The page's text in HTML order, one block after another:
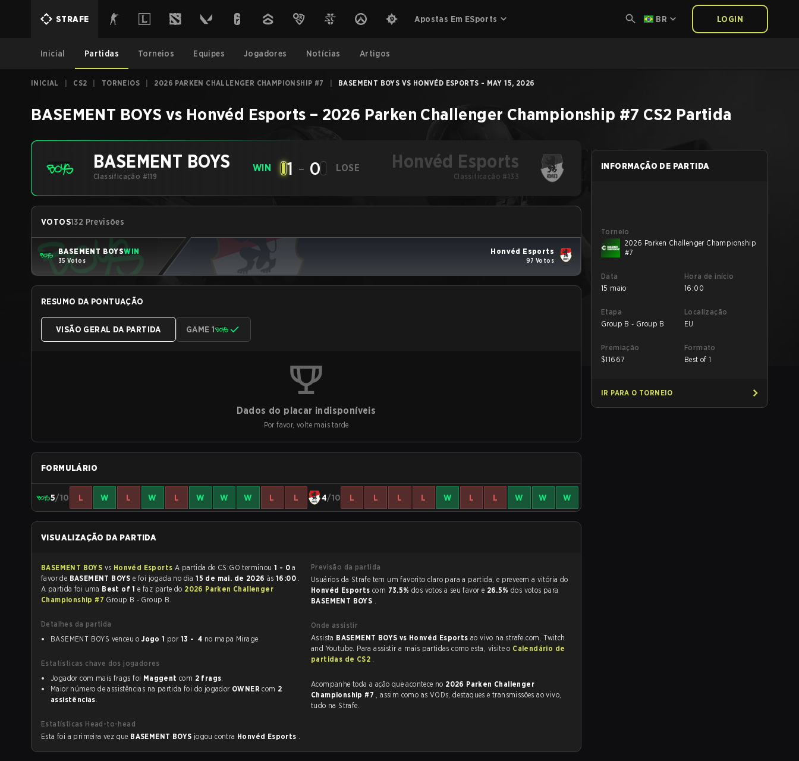
STRAFE Apostas Em ESports BR LOGIN
Inicial Partidas Torneios Equipes Jogadores Notícias Artigos
INICIAL CS2 TORNEIOS 2026 PARKEN CHALLENGER CHAMPIONSHIP #7 BASEMENT BOYS VS HONVÉD ESPORTS - MAY 15, 2026
BASEMENT BOYS vs Honvéd Esports – 2026 Parken Challenger Championship #7 CS2 Partida
BASEMENT BOYS
Classificação #119
WIN 1 - 0 LOSE Honvéd Esports
Classificação #133
VOTOS132 Previsões
BASEMENT BOYSWIN
35 Votos
Honvéd Esports
97 Votos
RESUMO DA PONTUAÇÃO
VISÃO GERAL DA PARTIDA GAME 1
Dados do placar indisponíveis
Por favor, volte mais tarde
FORMULÁRIO
5/10 L W L W L W W W L L 4/10 L L L L W L L W W W
VISUALIZAÇÃO DA PARTIDA
BASEMENT BOYS vs Honvéd Esports A partida de CS:GO terminou 1 - 0a
favor de BASEMENT BOYS e foi jogada no dia15 de mai. de 2026 às 16:00 .
A partida foi uma Best of 1e faz parte do 2026 Parken Challenger
Championship #7 Group B - Group B.
Detalhes da partida
BASEMENT BOYS venceu oJogo 1 por 13 - 4 no mapa Mirage
Estatísticas chave dos jogadores
Jogador com mais frags foi Maggent com 2 frags.
Maior número de assistências na partida foi do jogador OWNER com 2
assistências.
Estatísticas Head-to-head
Esta foi a primeira vez que BASEMENT BOYS jogou contra Honvéd Esports .
Previsão da partida
Usuários da Strafe tem um favorito claro para a partida, e preveem a vitória do
Honvéd Esports com 73.5% dos votos a seu favor e 26.5% dos votos para
BASEMENT BOYS .
Onde assistir
Assista BASEMENT BOYS vs Honvéd Esports ao vivo na strafe.com, Twitch
and Youtube. Para assistir a mais partidas como esta, visite o Calendário de
partidas de CS2 .
Acompanhe toda a ação que acontece no 2026 Parken Challenger
Championship #7 , assim como as VODs, destaques e transmissões ao vivo,
tudo na Strafe.
INFORMAÇÃO DE PARTIDA
Torneio
2026 Parken Challenger Championship
#7
Data
15 maio
Hora de início
16:00
Etapa
Group B - Group B
Localização
EU
Premiação
$11667
Formato
Best of 1
IR PARA O TORNEIO